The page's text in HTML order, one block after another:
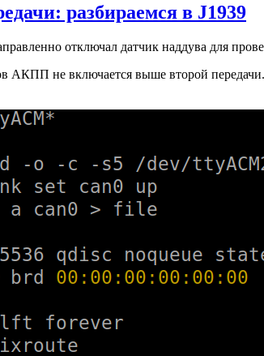
разбираемся в J1939
отключал датчик наддува для
не включается выше второй